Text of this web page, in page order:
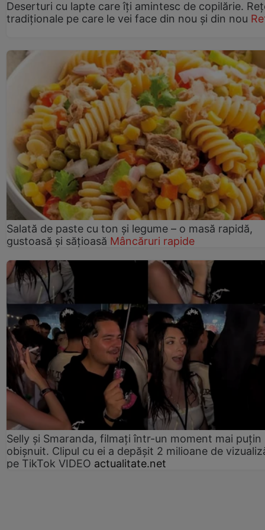
Deserturi cu lapte care îți amintesc de copilărie.
tradiționale pe care le vei face din nou și din nou
Salată de paste cu ton și legume – o masă rapidă,
gustoasă și sățioasă Mâncăruri rapide
Selly și Smaranda, filmați într-un moment mai puțin
obișnuit. Clipul cu ei a depășit 2 milioane de
pe TikTok VIDEO actualitate.net